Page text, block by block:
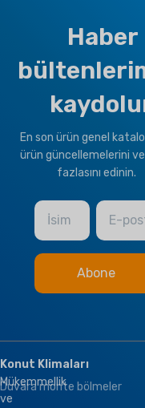
Haber
En son ürün genel
ürün güncellemelerini
fazlasını edinin.
İsim E-
Mükemmellik
ve
Konut Klimaları
Duvara monte bölmeler